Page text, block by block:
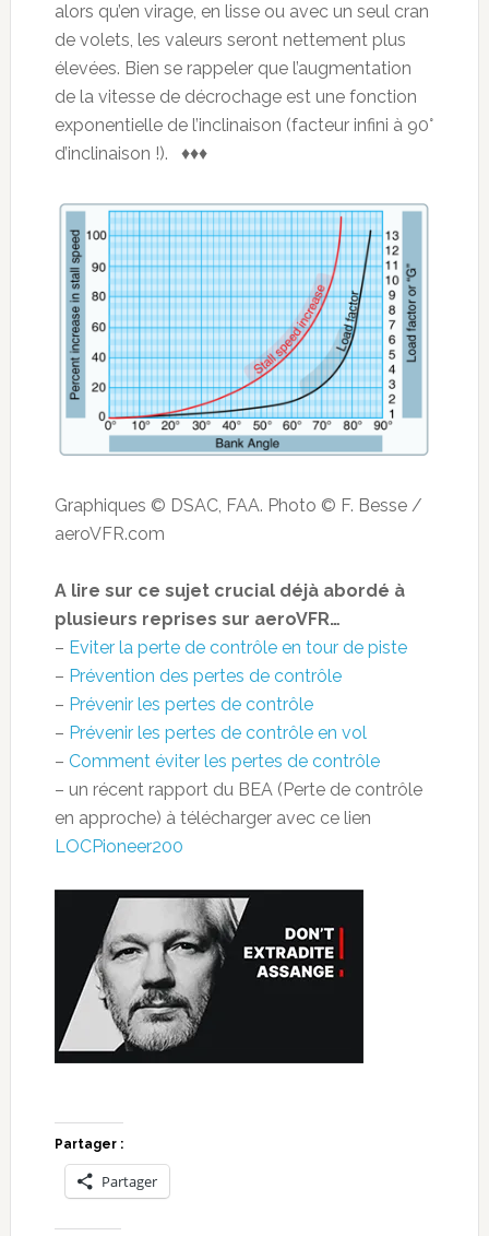
alors qu’en virage, en lisse ou avec un seul cran
de volets, les valeurs seront nettement plus
élevées. Bien se rappeler que l’augmentation
de la vitesse de décrochage est une fonction
exponentielle de l’inclinaison (facteur infini à 90°
d’inclinaison !). ♦♦♦
Graphiques © DSAC, FAA. Photo © F. Besse /
aeroVFR.com
A lire sur ce sujet crucial déjà abordé à
plusieurs reprises sur aeroVFR…
– Eviter la perte de contrôle en tour de piste
– Prévention des pertes de contrôle
– Prévenir les pertes de contrôle
– Prévenir les pertes de contrôle en vol
– Comment éviter les pertes de contrôle
– un récent rapport du BEA (Perte de contrôle
en approche) à télécharger avec ce lien
LOCPioneer200
Partager :
Partager